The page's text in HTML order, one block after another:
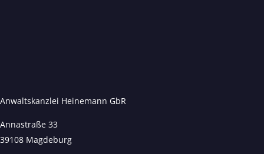
Anwaltskanzlei Heinemann GbR
Annastraße 33
39108 Magdeburg